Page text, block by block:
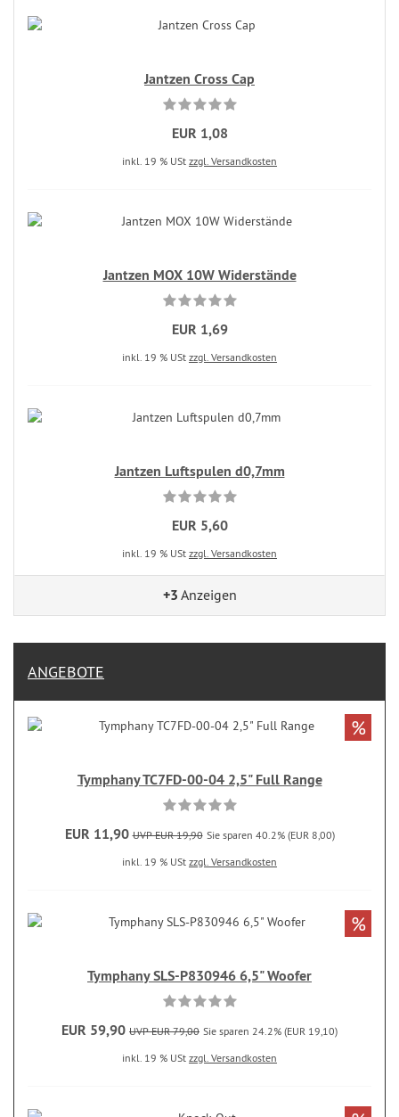
Jantzen Cross Cap
EUR 1,08
inkl. 19 % USt zzgl. Versandkosten
Jantzen MOX 10W Widerstände
EUR 1,69
inkl. 19 % USt zzgl. Versandkosten
Jantzen Luftspulen d0,7mm
EUR 5,60
inkl. 19 % USt zzgl. Versandkosten
+3 Anzeigen
ANGEBOTE
Tymphany TC7FD-00-04 2,5" Full Range
EUR 11,90 UVP EUR 19,90 Sie sparen 40.2% (EUR 8,00)
inkl. 19 % USt zzgl. Versandkosten
%
Tymphany SLS-P830946 6,5" Woofer
EUR 59,90 UVP EUR 79,00 Sie sparen 24.2% (EUR 19,10)
inkl. 19 % USt zzgl. Versandkosten
%